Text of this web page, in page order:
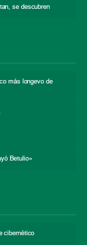
se descubren
más longevo de
Betulio»
cibernético